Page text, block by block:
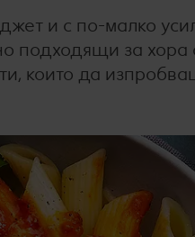
и с по-малко
подходящи за
които да